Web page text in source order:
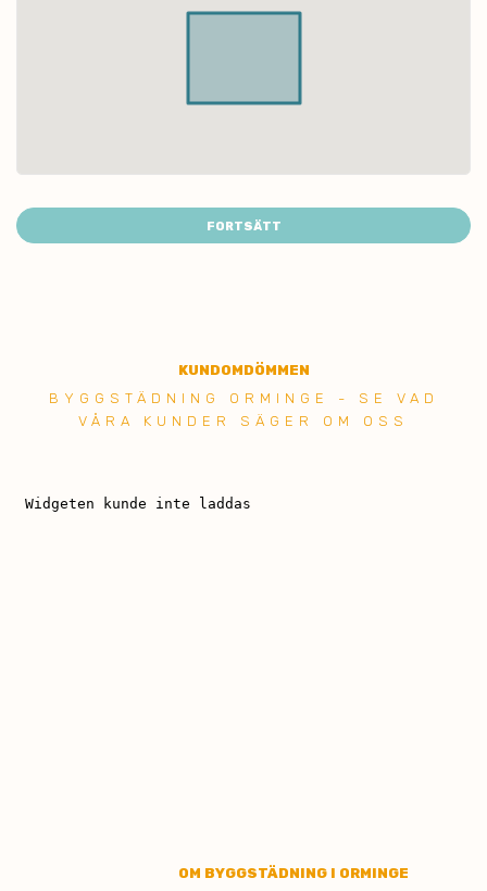
FORTSÄTT
KUNDOMDÖMMEN
BYGGSTÄDNING ORMINGE - SE VAD
VÅRA KUNDER SÄGER OM OSS
OM BYGGSTÄDNING I ORMINGE